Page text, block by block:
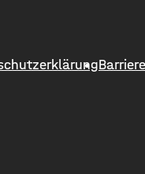
des
dass